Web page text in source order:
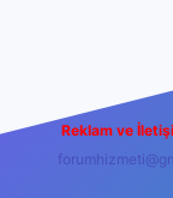
Reklam ve